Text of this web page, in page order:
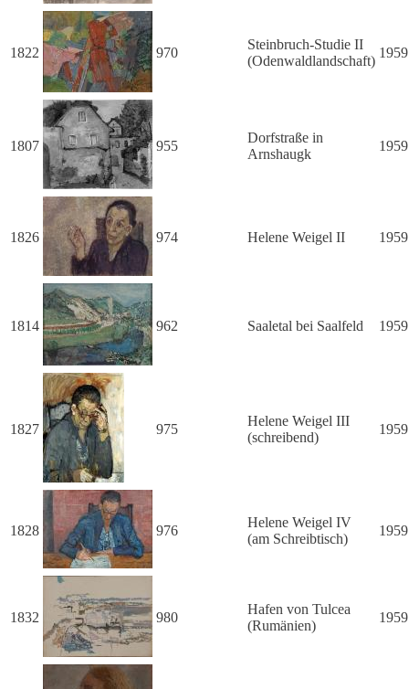
1822 970
Steinbruch-Studie II
(Odenwaldlandschaft)
1959
1807 955
Dorfstraße in
Arnshaugk
1959
1826 974 Helene Weigel II 1959
1814 962 Saaletal bei Saalfeld 1959
1827 975
Helene Weigel III
(schreibend)
1959
1828 976
Helene Weigel IV
(am Schreibtisch)
1959
1832 980
Hafen von Tulcea
(Rumänien)
1959